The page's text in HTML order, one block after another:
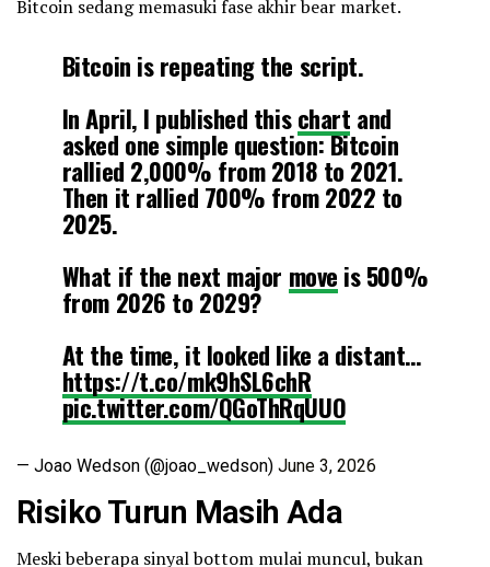
Bitcoin sedang memasuki fase akhir bear market.
Bitcoin is repeating the script.
In April, I published thischart and
asked one simple question: Bitcoin
rallied 2,000% from 2018 to 2021.
Then it rallied 700% from 2022 to
2025.
What if the next major move is 500%
from 2026 to 2029?
At the time, it looked like a distant…
https://t.co/mk9hSL6chR
pic.twitter.com/QGoThRqUUO
— Joao Wedson (@joao_wedson) June 3, 2026
Risiko Turun Masih Ada
Meski beberapa sinyal bottom mulai muncul, bukan